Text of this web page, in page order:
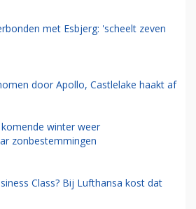
met Esbjerg: 'scheelt zeven
door Apollo, Castlelake haakt af
winter weer
zonbestemmingen
Class? Bij Lufthansa kost dat